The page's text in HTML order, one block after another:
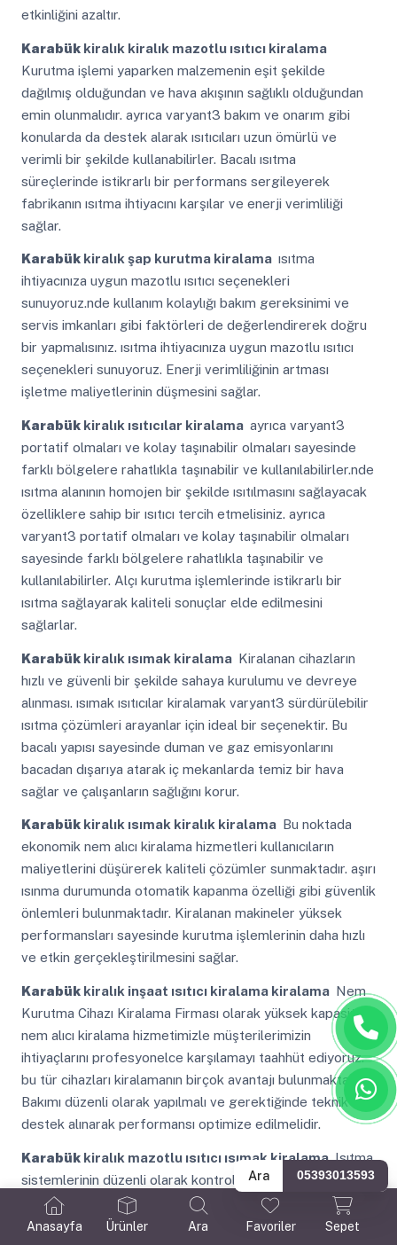
Anasayfa Ürünler Ara Favoriler Sepet
etkinliğini azaltır.
Karabükkiralık kiralık mazotlu ısıtıcı kiralama
Kurutma işlemi yaparken malzemenin eşit şekilde
dağılmış olduğundan ve hava akışının sağlıklı olduğundan
emin olunmalıdır. ayrıca varyant3 bakım ve onarım gibi
konularda da destek alarak ısıtıcıları uzun ömürlü ve
verimli bir şekilde kullanabilirler. Bacalı ısıtma
süreçlerinde istikrarlı bir performans sergileyerek
fabrikanın ısıtma ihtiyacını karşılar ve enerji verimliliği
sağlar.
Karabükkiralık şap kurutma kiralama ısıtma
ihtiyacınıza uygun mazotlu ısıtıcı seçenekleri
sunuyoruz.nde kullanım kolaylığı bakım gereksinimi ve
servis imkanları gibi faktörleri de değerlendirerek doğru
bir yapmalısınız. ısıtma ihtiyacınıza uygun mazotlu ısıtıcı
seçenekleri sunuyoruz. Enerji verimliliğinin artması
işletme maliyetlerinin düşmesini sağlar.
Karabükkiralık ısıtıcılar kiralama ayrıca varyant3
portatif olmaları ve kolay taşınabilir olmaları sayesinde
farklı bölgelere rahatlıkla taşınabilir ve kullanılabilirler.nde
ısıtma alanının homojen bir şekilde ısıtılmasını sağlayacak
özelliklere sahip bir ısıtıcı tercih etmelisiniz. ayrıca
varyant3 portatif olmaları ve kolay taşınabilir olmaları
sayesinde farklı bölgelere rahatlıkla taşınabilir ve
kullanılabilirler. Alçı kurutma işlemlerinde istikrarlı bir
ısıtma sağlayarak kaliteli sonuçlar elde edilmesini
sağlarlar.
Karabükkiralık ısımak kiralama Kiralanan cihazların
hızlı ve güvenli bir şekilde sahaya kurulumu ve devreye
alınması. ısımak ısıtıcılar kiralamak varyant3 sürdürülebilir
ısıtma çözümleri arayanlar için ideal bir seçenektir. Bu
bacalı yapısı sayesinde duman ve gaz emisyonlarını
bacadan dışarıya atarak iç mekanlarda temiz bir hava
sağlar ve çalışanların sağlığını korur.
Karabükkiralık ısımak kiralık kiralama Bu noktada
ekonomik nem alıcı kiralama hizmetleri kullanıcıların
maliyetlerini düşürerek kaliteli çözümler sunmaktadır. aşırı
ısınma durumunda otomatik kapanma özelliği gibi güvenlik
önlemleri bulunmaktadır. Kiralanan makineler yüksek
performansları sayesinde kurutma işlemlerinin daha hızlı
ve etkin gerçekleştirilmesini sağlar.
Karabükkiralık inşaat ısıtıcı kiralama kiralama Nem
Kurutma Cihazı Kiralama Firması olarak yüksek kapasiteli
nem alıcı kiralama hizmetimizle müşterilerimizin
ihtiyaçlarını profesyonelce karşılamayı taahhüt ediyoruz.
bu tür cihazları kiralamanın birçok avantajı bulunmaktadır.
Bakımı düzenli olarak yapılmalı ve gerektiğinde teknik
destek alınarak performansı optimize edilmelidir.
Karabükkiralık mazotlu ısıtıcı ısımak kiralamaIsıtma
sistemlerinin düzenli olarak kontrol edilmesi ve
ayarlanması optimum performans sağlar ve enerji
tasarrufu sağlar. ekonomik olmaları mazotlu ısıtıcılar
Ara 05393013593